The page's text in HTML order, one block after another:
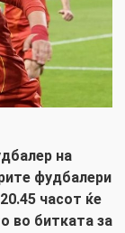
на
фудбалери
часот ќе
во битката за